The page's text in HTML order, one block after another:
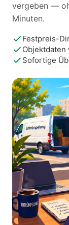
vergeben —
Minuten.
Festpreis-
Sofortige